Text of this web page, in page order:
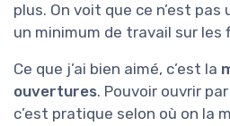
plus. On voit que ce n’est
un minimum de travail sur les
Ce que j’ai bien aimé, c’est la
ouvertures. Pouvoir ouvrir
c’est pratique selon où on la